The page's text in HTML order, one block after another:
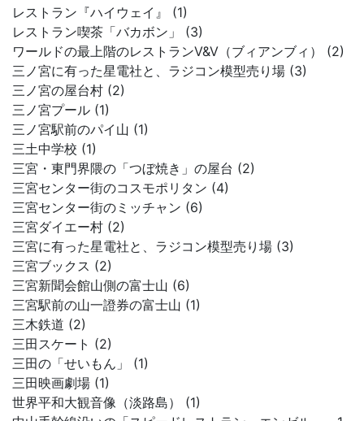
レストラン『ハイウェイ』 (1)
レストラン喫茶「バカボン」 (3)
ワールドの最上階のレストランV&V（ブィアンブィ） (2)
三ノ宮に有った星電社と、ラジコン模型売り場 (3)
三ノ宮の屋台村 (2)
三ノ宮プール (1)
三ノ宮駅前のパイ山 (1)
三土中学校 (1)
三宮・東門界隈の「つぼ焼き」の屋台 (2)
三宮センター街のコスモポリタン (4)
三宮センター街のミッチャン (6)
三宮ダイエー村 (2)
三宮に有った星電社と、ラジコン模型売り場 (3)
三宮ブックス (2)
三宮新聞会館山側の富士山 (6)
三宮駅前の山一證券の富士山 (1)
三木鉄道 (2)
三田スケート (2)
三田の「せいもん」 (1)
三田映画劇場 (1)
世界平和大観音像（淡路島） (1)